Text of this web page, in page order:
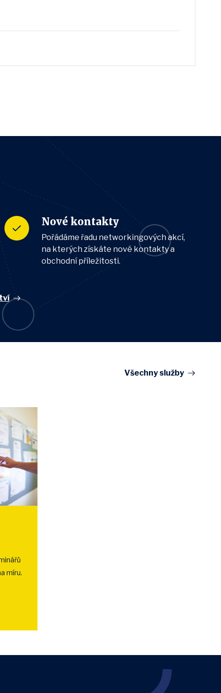
Nové kontakty
Pořádáme řadu networkingových akcí,
na kterých získáte nové kontakty a
obchodní příležitosti.
Všechny služby
míru.